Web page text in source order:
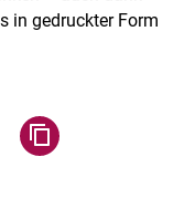
in gedruckter Form
teilen
WhatsApp teilen
Seite über Facebook